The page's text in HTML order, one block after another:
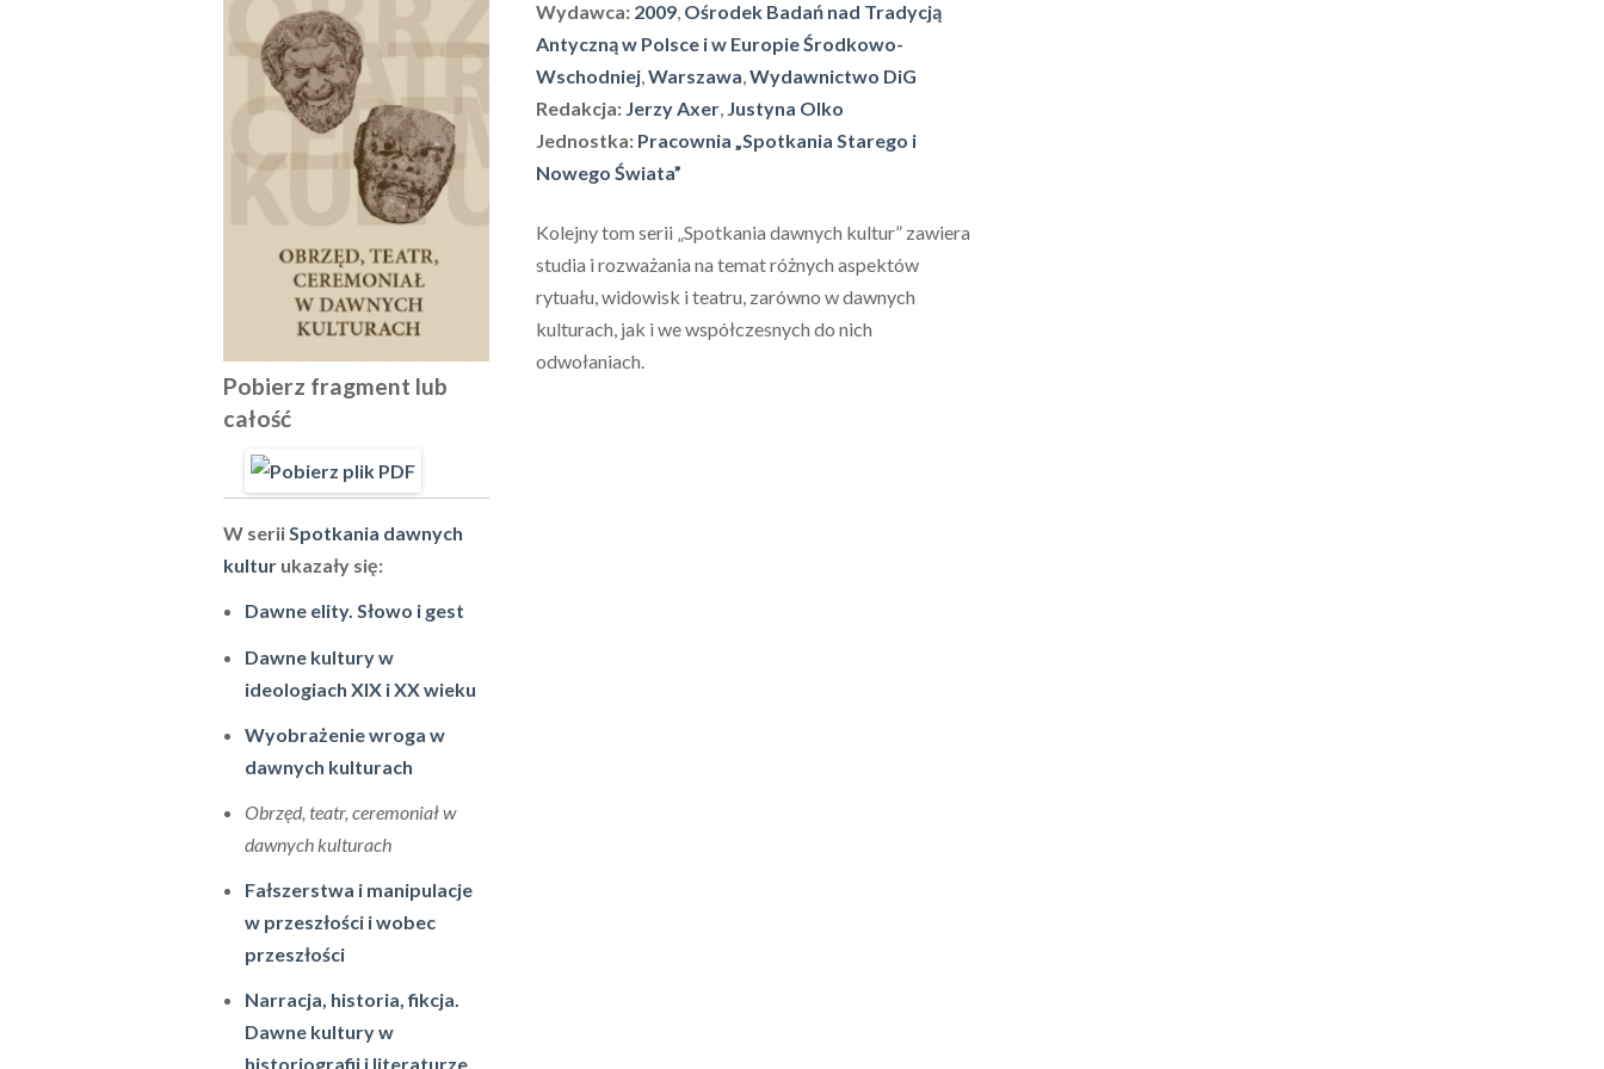
Pobierz fragment lub
całość
W seriiSpotkania dawnych
kultur ukazały się:
Dawne elity. Słowo i gest
Dawne kultury w
ideologiach XIX i XX wieku
Wyobrażenie wroga w
dawnych kulturach
Obrzęd, teatr, ceremoniał w
dawnych kulturach
Fałszerstwa i manipulacje
w przeszłości i wobec
przeszłości
Narracja, historia, fikcja.
Dawne kultury w
historiografii i literaturze
Wydawca: 2009, Ośrodek Badań nad Tradycją
Antyczną w Polsce i w Europie Środkowo-
Wschodniej,Warszawa,Wydawnictwo DiG
Redakcja: Jerzy Axer, Justyna Olko
Jednostka: Pracownia „Spotkania Starego i
Nowego Świata”
Kolejny tom serii „Spotkania dawnych kultur” zawiera
studia i rozważania na temat różnych aspektów
rytuału, widowisk i teatru, zarówno w dawnych
kulturach, jak i we współczesnych do nich
odwołaniach.